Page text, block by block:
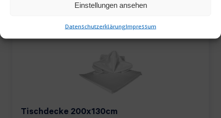
Einstellungen ansehen
DatenschutzerklärungImpressum
Tischdecke 200x130cm